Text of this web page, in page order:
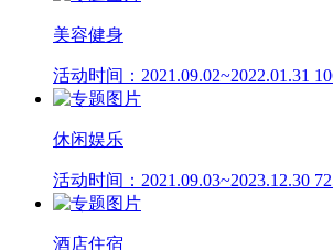
美容健身
活动时间：2021.09.02~2022.01.31
休闲娱乐
活动时间：2021.09.03~2023.12.30
酒店住宿